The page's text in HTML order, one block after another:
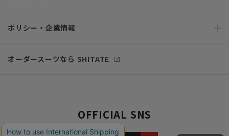
ポリシー・企業情報
オーダースーツなら SHITATE
OFFICIAL SNS